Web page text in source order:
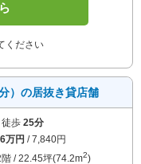
ください
）の居抜き貸店舗
徒歩 25分
万円 / 7,840円
/ 22.45坪(74.2m2)